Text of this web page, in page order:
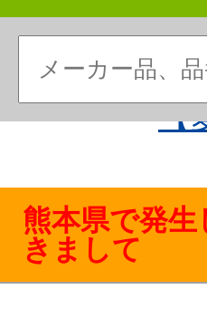
【
熊本県で発
きまして